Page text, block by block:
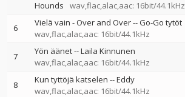
Hounds
wav,flac,alac,aac: 16bit/44.1kHz
6 Vielä vain - Over and Over--Go-Go tytöt
wav,flac,alac,aac: 16bit/44.1kHz
7 Yön äänet--Laila Kinnunen
wav,flac,alac,aac: 16bit/44.1kHz
8 Kun tyttöjä katselen --Eddy
wav,flac,alac,aac: 16bit/44.1kHz